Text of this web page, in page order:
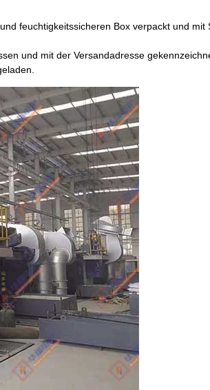
feuchtigkeitssicheren Box verpackt und mit
und mit der Versandadresse